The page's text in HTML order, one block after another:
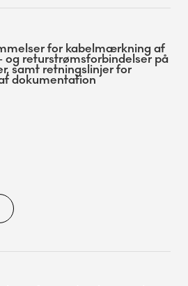
for kabelmærkning af
og returstrømsforbindelser på
samt retningslinjer for
dokumentation